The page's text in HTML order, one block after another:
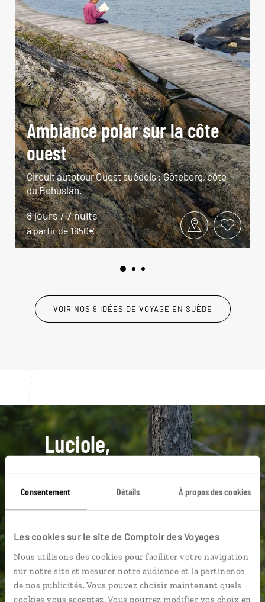
Consentement Détails À propos des cookies
Les cookies sur le site de Comptoir des Voyages
Nous utilisons des cookies pour faciliter votre navigation
sur notre site et mesurer notre audience et la pertinence
de nos publicités. Vous pouvez choisir maintenant quels
cookies vous acceptez. Vous pourrez modifier vos choix en
Ambiance polar sur la côte
ouest
Circuit autotour Ouest suédois : Göteborg, côte
du Bohuslän.
8 jours / 7 nuits
à partir de 1850€
VOIR NOS 9 IDÉES DE VOYAGE EN SUÈDE
Luciole,
L’itinéraire vers votre hôtel en
Suède en 1 clic
pour unkanelbullar
Les plus beaux lacs géolocalisés
L'album souvenirs à composer
vous-même